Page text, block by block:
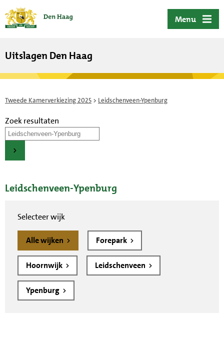
Menu
Uitslagen Den Haag
Tweede Kamerverkiezing 2025 > Leidschenveen-Ypenburg
Zoek resultaten
Leidschenveen-Ypenburg
Selecteer wijk
Alle wijken Forepark
Hoornwijk Leidschenveen
Ypenburg